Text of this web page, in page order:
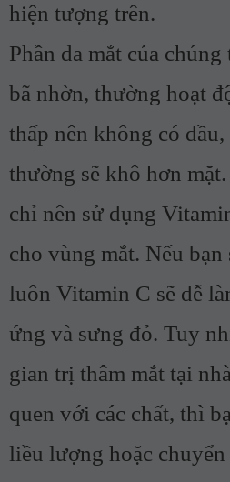
hiện tượng trên.
Phần da mắt của
bã nhờn, thường hoạt
thấp nên không có
thường sẽ khô hơn
chỉ nên sử dụng
cho vùng mắt. Nếu
luôn Vitamin C sẽ dễ
ứng và sưng đỏ. Tuy
gian trị thâm mắt tại
quen với các chất, thì
liều lượng hoặc chuyển